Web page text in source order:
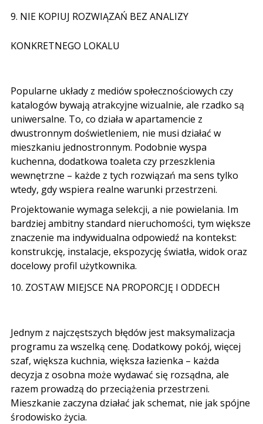
9. NIE KOPIUJ ROZWIĄZAŃ BEZ ANALIZY
KONKRETNEGO LOKALU
Popularne układy z mediów społecznościowych czy
katalogów bywają atrakcyjne wizualnie, ale rzadko są
uniwersalne. To, co działa w apartamencie z
dwustronnym doświetleniem, nie musi działać w
mieszkaniu jednostronnym. Podobnie wyspa
kuchenna, dodatkowa toaleta czy przeszklenia
wewnętrzne – każde z tych rozwiązań ma sens tylko
wtedy, gdy wspiera realne warunki przestrzeni.
Projektowanie wymaga selekcji, a nie powielania. Im
bardziej ambitny standard nieruchomości, tym większe
znaczenie ma indywidualna odpowiedź na kontekst:
konstrukcję, instalacje, ekspozycję światła, widok oraz
docelowy profil użytkownika.
10. ZOSTAW MIEJSCE NA PROPORCJĘ I ODDECH
Jednym z najczęstszych błędów jest maksymalizacja
programu za wszelką cenę. Dodatkowy pokój, więcej
szaf, większa kuchnia, większa łazienka – każda
decyzja z osobna może wydawać się rozsądna, ale
razem prowadzą do przeciążenia przestrzeni.
Mieszkanie zaczyna działać jak schemat, nie jak spójne
środowisko życia.